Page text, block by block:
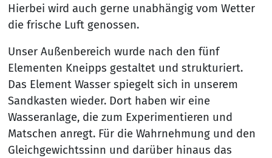
Hierbei wird auch gerne unabhängig vom Wetter
die frische Luft genossen.
Unser Außenbereich wurde nach den fünf
Elementen Kneipps gestaltet und strukturiert.
Das Element Wasser spiegelt sich in unserem
Sandkasten wieder. Dort haben wir eine
Wasseranlage, die zum Experimentieren und
Matschen anregt. Für die Wahrnehmung und den
Gleichgewichtssinn und darüber hinaus das